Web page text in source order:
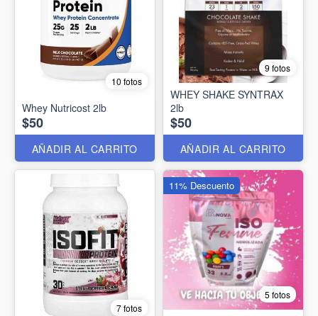
10 fotos
Whey Nutricost 2lb
$50
AÑADIR AL CARRITO
9 fotos
WHEY SHAKE SYNTRAX
2lb
$50
AÑADIR AL CARRITO
7 fotos
5 fotos
11% Descuento